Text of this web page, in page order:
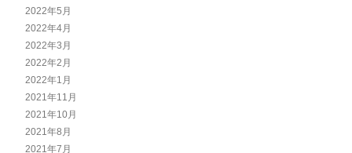
2022年5月
2022年4月
2022年3月
2022年2月
2022年1月
2021年11月
2021年10月
2021年8月
2021年7月